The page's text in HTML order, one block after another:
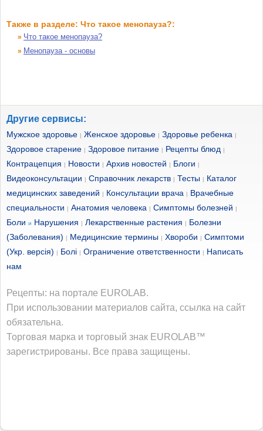
Также в разделе: Что такое менопауза?:
» Что такое менопауза?
» Менопауза - основы
Другие сервисы:
Мужское здоровье | Женское здоровье | Здоровье ребенка |
Здоровое старение | Здоровое питание | Рецепты блюд |
Контрацепция | Новости | Архив новостей | Блоги |
Видеоконсультации | Справочник лекарств | Тесты | Каталог
медицинских заведений | Консультации врача | Врачебные
специальности | Анатомия человека | Симптомы болезней |
Боли и Нарушения | Лекарственные растения | Болезни
(Заболевания) | Медицинские термины | Хвороби | Симптоми
(Укр. версія) | Болі | Ограничение ответственности | Написать
нам
Рецепты: на портале EUROLAB.
При использовании материалов сайта, ссылка на сайт
обязательна.
Торговая марка и торговый знак EUROLAB™
зарегистрированы. Все права защищены.